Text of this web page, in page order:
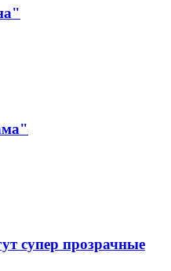
супер прозрачные